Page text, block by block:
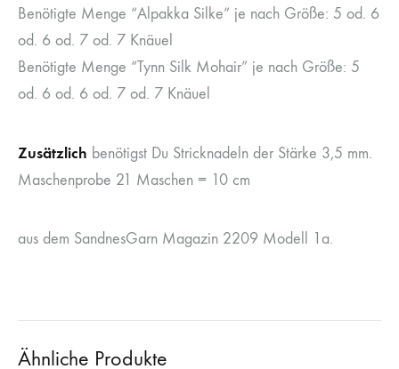
Benötigte Menge “Alpakka Silke” je nach Größe: 5 od. 6
od. 6 od. 7 od. 7 Knäuel
Benötigte Menge “Tynn Silk Mohair” je nach Größe: 5
od. 6 od. 6 od. 7 od. 7 Knäuel
Zusätzlich benötigst Du Stricknadeln der Stärke 3,5 mm.
Maschenprobe 21 Maschen = 10 cm
aus dem SandnesGarn Magazin 2209 Modell 1a.
Ähnliche Produkte